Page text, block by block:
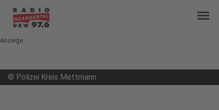
menu
Anzeige
© Polizei Kreis Mettmann